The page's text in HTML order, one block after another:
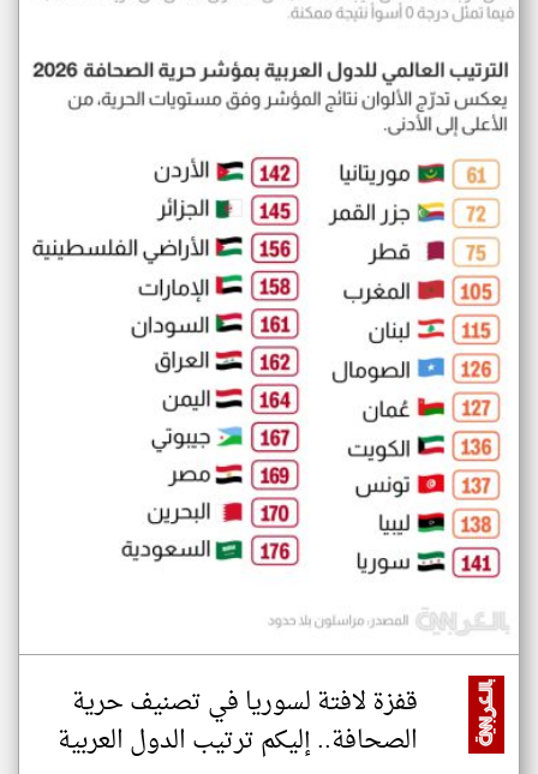
قفزة لافتة لسوريا في تصنيف حرية
الصحافة.. إليكم ترتيب الدول العربية